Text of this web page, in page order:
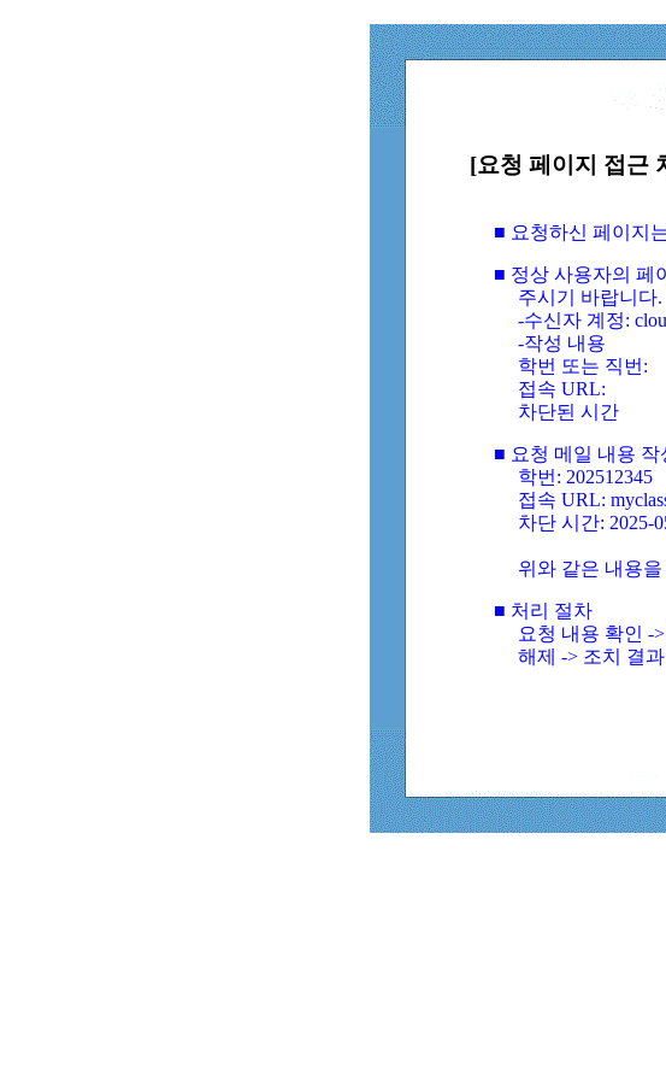
[요청 페이지 접근
■ 요청하신 페이지
■ 정상 사용자의 페
주시기 바랍니다.
-수신자 계정:
-작성 내용
학번 또는 직번:
접속 URL:
차단된 시간
■ 요청 메일 내용 작
학번: 202512345
접속 URL:
차단 시간: 2025-
위와 같은 내용을
■ 처리 절차
요청 내용 확인 -
해제 -> 조치 결